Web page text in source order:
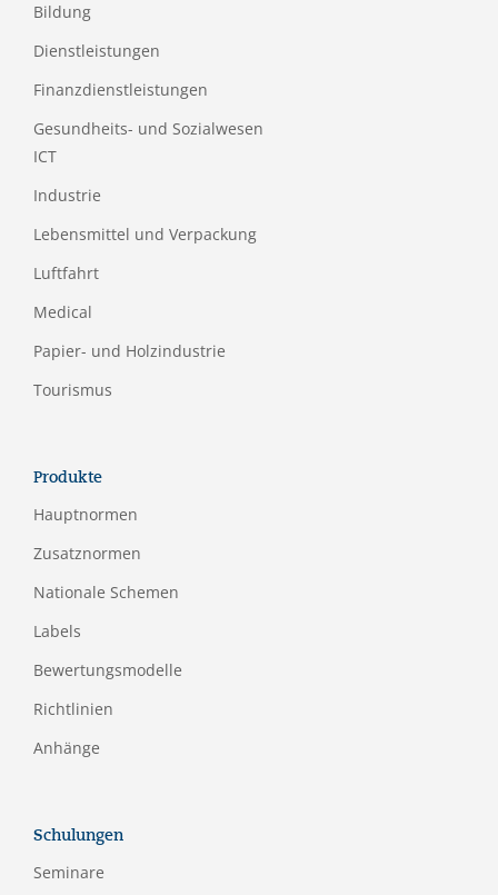
Bildung
Dienstleistungen
Finanzdienstleistungen
Gesundheits- und Sozialwesen
ICT
Industrie
Lebensmittel und Verpackung
Luftfahrt
Medical
Papier- und Holzindustrie
Tourismus
Produkte
Hauptnormen
Zusatznormen
Nationale Schemen
Labels
Bewertungsmodelle
Richtlinien
Anhänge
Schulungen
Seminare